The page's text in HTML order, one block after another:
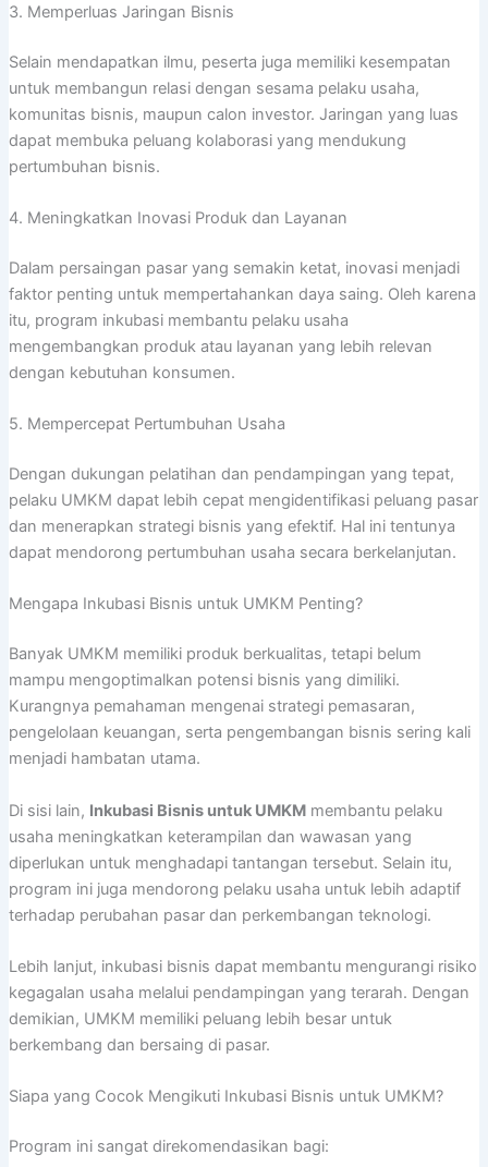
3. Memperluas Jaringan Bisnis
Selain mendapatkan ilmu, peserta juga memiliki kesempatan
untuk membangun relasi dengan sesama pelaku usaha,
komunitas bisnis, maupun calon investor. Jaringan yang luas
dapat membuka peluang kolaborasi yang mendukung
pertumbuhan bisnis.
4. Meningkatkan Inovasi Produk dan Layanan
Dalam persaingan pasar yang semakin ketat, inovasi menjadi
faktor penting untuk mempertahankan daya saing. Oleh karena
itu, program inkubasi membantu pelaku usaha
mengembangkan produk atau layanan yang lebih relevan
dengan kebutuhan konsumen.
5. Mempercepat Pertumbuhan Usaha
Dengan dukungan pelatihan dan pendampingan yang tepat,
pelaku UMKM dapat lebih cepat mengidentifikasi peluang pasar
dan menerapkan strategi bisnis yang efektif. Hal ini tentunya
dapat mendorong pertumbuhan usaha secara berkelanjutan.
Mengapa Inkubasi Bisnis untuk UMKM Penting?
Banyak UMKM memiliki produk berkualitas, tetapi belum
mampu mengoptimalkan potensi bisnis yang dimiliki.
Kurangnya pemahaman mengenai strategi pemasaran,
pengelolaan keuangan, serta pengembangan bisnis sering kali
menjadi hambatan utama.
Di sisi lain, Inkubasi Bisnis untuk UMKMmembantu pelaku
usaha meningkatkan keterampilan dan wawasan yang
diperlukan untuk menghadapi tantangan tersebut. Selain itu,
program ini juga mendorong pelaku usaha untuk lebih adaptif
terhadap perubahan pasar dan perkembangan teknologi.
Lebih lanjut, inkubasi bisnis dapat membantu mengurangi risiko
kegagalan usaha melalui pendampingan yang terarah. Dengan
demikian, UMKM memiliki peluang lebih besar untuk
berkembang dan bersaing di pasar.
Siapa yang Cocok Mengikuti Inkubasi Bisnis untuk UMKM?
Program ini sangat direkomendasikan bagi: